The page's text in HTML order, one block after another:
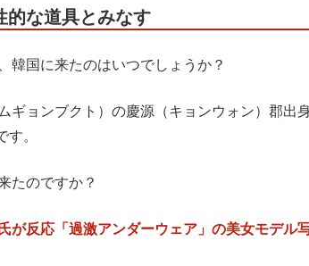
的な道具とみなす
韓国に来たのはいつでしょうか？
ギョンブクト）の慶源（キョンウォン）郡出
す。
たのですか？
が反応「過激アンダーウェア」の美女モデル